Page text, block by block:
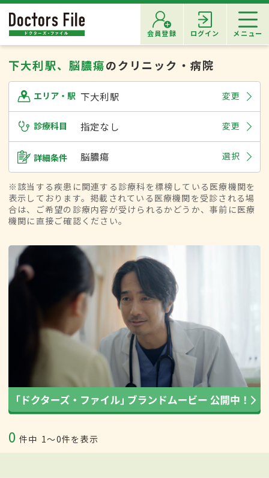
会員登録 ログイン メニュー
下大利駅、脳膿瘍のクリニック・病院
エリア・駅 下大利駅 変更
診療科目 指定なし 変更
詳細条件 脳膿瘍 選択
※該当する疾患に関連する診療科を標榜している医療機関を
表示しております。掲載されている医療機関を受診される場
合は、ご希望の診療内容が受けられるかどうか、事前に医療
機関に直接ご確認ください。
0 件中 1〜0件を表示